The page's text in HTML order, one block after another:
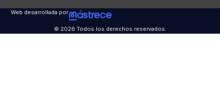
Web desarrollada por
© 2026 Todos los derechos reservados.